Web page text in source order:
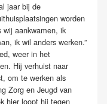
jaar bij de
worden
wij aankwamen, ik
ik wil anders werken.”
weer in het
Hij verhuist naar
om te werken als
Zorg en Jeugd van
hier loopt hij tegen